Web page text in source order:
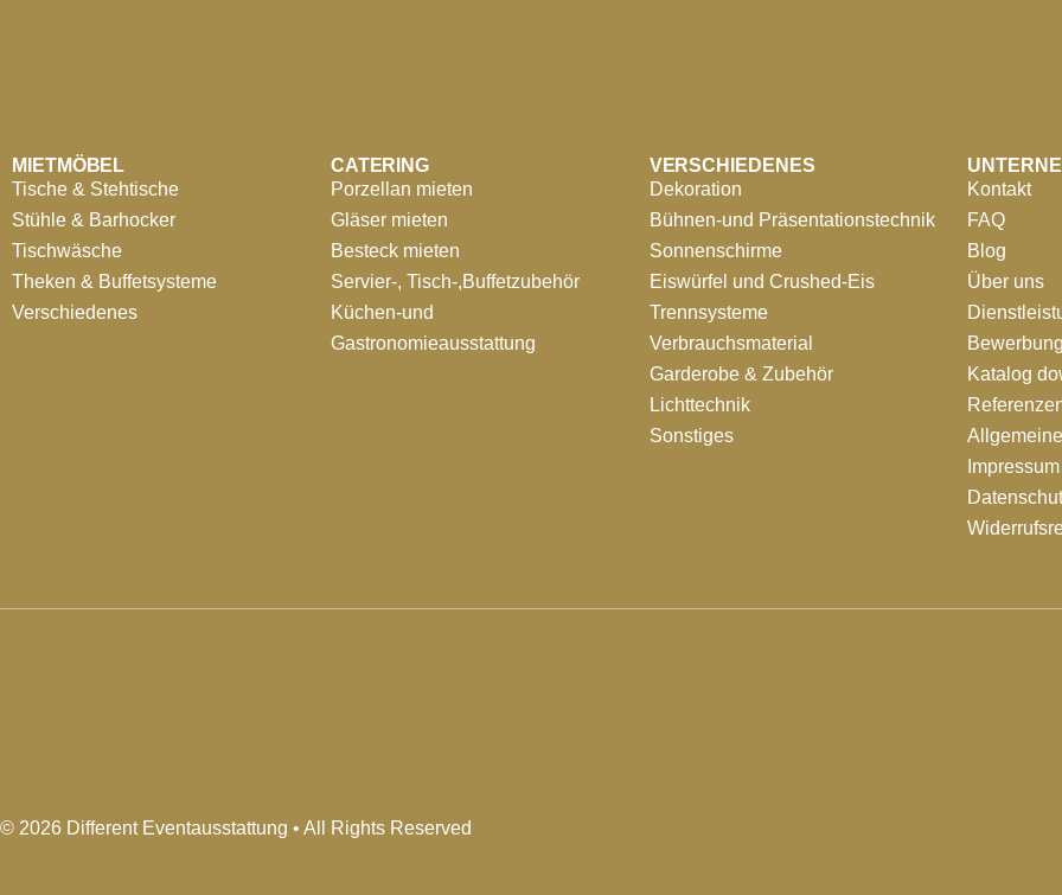
MIETMÖBEL
Tische & Stehtische
Stühle & Barhocker
Tischwäsche
Theken & Buffetsysteme
Verschiedenes
CATERING
Porzellan mieten
Gläser mieten
Besteck mieten
Servier-, Tisch-,Buffetzubehör
Küchen-und
Gastronomieausstattung
VERSCHIEDENES
Dekoration
Bühnen-und Präsentationstechnik
Sonnenschirme
Eiswürfel und Crushed-Eis
Trennsysteme
Verbrauchsmaterial
Garderobe & Zubehör
Lichttechnik
Sonstiges
Kontakt
FAQ
Blog
Über uns
Katalog
Impressum
© 2026 Different Eventausstattung • All Rights Reserved